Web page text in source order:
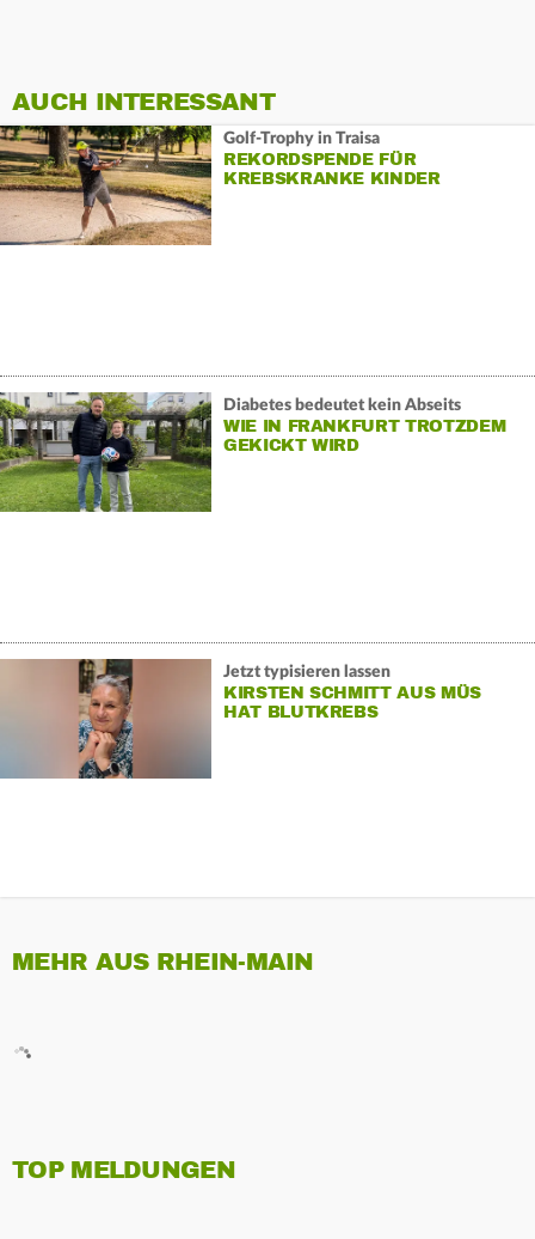
AUCH INTERESSANT
Golf-Trophy in Traisa
REKORDSPENDE FÜR
KREBSKRANKE KINDER
Diabetes bedeutet kein Abseits
WIE IN FRANKFURT TROTZDEM
GEKICKT WIRD
Jetzt typisieren lassen
KIRSTEN SCHMITT AUS MÜS
HAT BLUTKREBS
MEHR AUS RHEIN-MAIN
TOP MELDUNGEN